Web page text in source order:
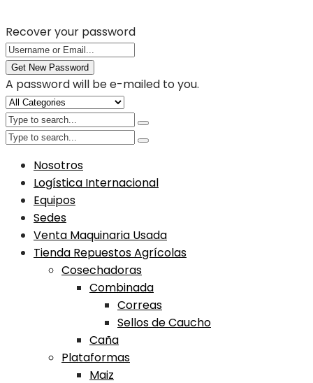
Recover your password
Get New Password
A password will be e-mailed to you.
Nosotros
Logística Internacional
Equipos
Sedes
Venta Maquinaria Usada
Tienda Repuestos Agrícolas
Cosechadoras
Combinada
Correas
Sellos de Caucho
Caña
Plataformas
Maiz